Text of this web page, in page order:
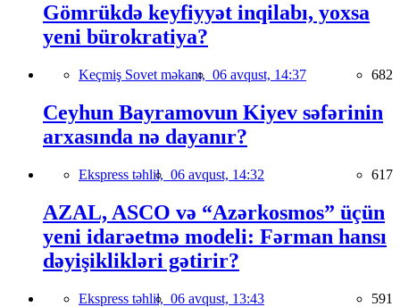
Gömrükdə keyfiyyət inqilabı, yoxsa
yeni bürokratiya?
Keçmiş Sovet məkanı, 06 avqust, 14:37 682
Ceyhun Bayramovun Kiyev səfərinin
arxasında nə dayanır?
Ekspress təhlil, 06 avqust, 14:32 617
AZAL, ASCO və “Azərkosmos” üçün
yeni idarəetmə modeli: Fərman hansı
dəyişiklikləri gətirir?
Ekspress təhlil, 06 avqust, 13:43 591